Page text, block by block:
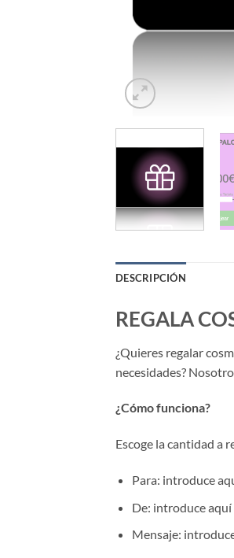
DESCRIPCIÓN
REGALA
¿Quieres regalar
necesidades?
¿Cómo funciona?
Escoge la cantidad a
Para: introduce
De: introduce aquí
Mensaje: